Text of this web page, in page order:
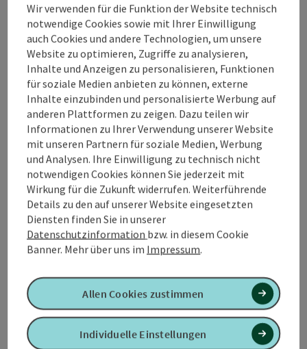
Kontakt
Öffnungszeiten
Küche
Preise
Anreise/Lage
Eignung
Barrierefreiheit
Wir verwenden für die Funktion der Website technisch
notwendige Cookies sowie mit Ihrer Einwilligung
auch Cookies und andere Technologien, um unsere
Website zu optimieren, Zugriffe zu analysieren,
Inhalte und Anzeigen zu personalisieren, Funktionen
für soziale Medien anbieten zu können, externe
Inhalte einzubinden und personalisierte Werbung auf
anderen Plattformen zu zeigen. Dazu teilen wir
Informationen zu Ihrer Verwendung unserer Website
mit unseren Partnern für soziale Medien, Werbung
und Analysen. Ihre Einwilligung zu technisch nicht
notwendigen Cookies können Sie jederzeit mit
Wirkung für die Zukunft widerrufen. Weiterführende
Details zu den auf unserer Website eingesetzten
Diensten finden Sie in unserer
Datenschutzinformation bzw. in diesem Cookie
Banner. Mehr über uns im Impressum.
Individuelle Einstellungen
Allen Cookies zustimmen